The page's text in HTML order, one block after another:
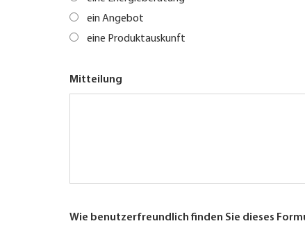
ein Angebot
eine Produktauskunft
Mitteilung
Wie benutzerfreundlich finden Sie dieses